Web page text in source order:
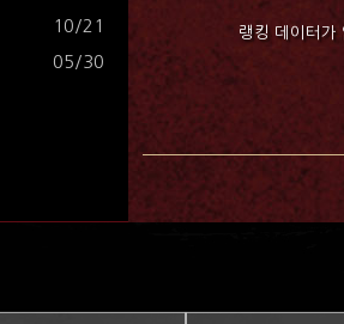
10/21
05/30
랭킹 데이터가